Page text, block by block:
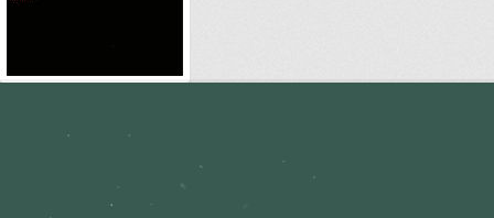
Nov. 28
standupmagazin